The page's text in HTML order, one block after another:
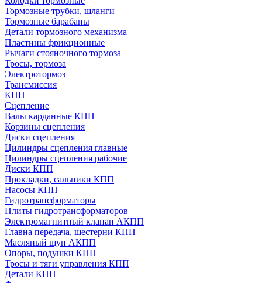
Тормозные трубки, шланги
Тормозные барабаны
Детали тормозного механизма
Пластины фрикционные
Рычаги стояночного тормоза
Тросы, тормоза
Электротормоз
Трансмиссия
КПП
Сцепление
Валы карданные КПП
Корзины сцепления
Диски сцепления
Цилиндры сцепления главные
Цилиндры сцепления рабочие
Диски КПП
Прокладки, сальники КПП
Насосы КПП
Гидротрансформаторы
Плиты гидротрансформаторов
Электромагнитный клапан АКПП
Главна передача, шестерни КПП
Масляный щуп АКПП
Опоры, подушки КПП
Тросы и тяги управления КПП
Детали КПП